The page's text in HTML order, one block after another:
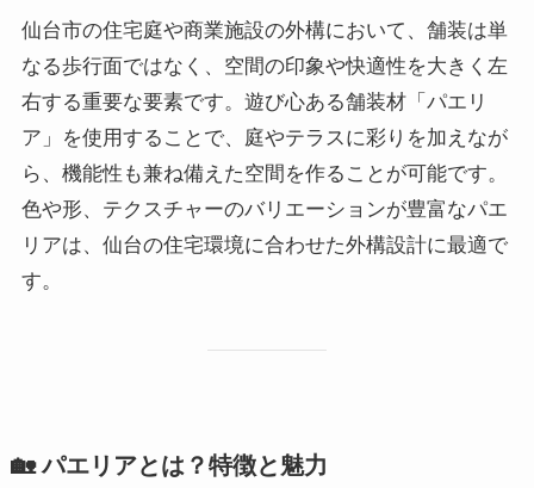
仙台市の住宅庭や商業施設の外構において、舗装は単
なる歩行面ではなく、空間の印象や快適性を大きく左
右する重要な要素です。遊び心ある舗装材「パエリ
ア」を使用することで、庭やテラスに彩りを加えなが
ら、機能性も兼ね備えた空間を作ることが可能です。
色や形、テクスチャーのバリエーションが豊富なパエ
リアは、仙台の住宅環境に合わせた外構設計に最適で
す。
🏡 パエリアとは？特徴と魅力